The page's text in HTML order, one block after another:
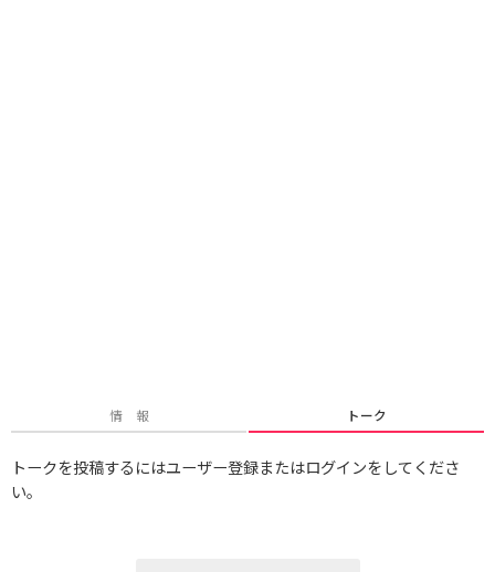
情 報 トーク
トークを投稿するにはユーザー登録またはログインをしてくださ
い。